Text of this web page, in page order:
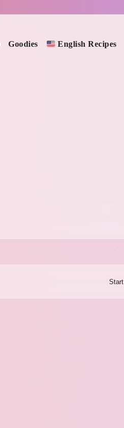
Goodies English Recipes
Start